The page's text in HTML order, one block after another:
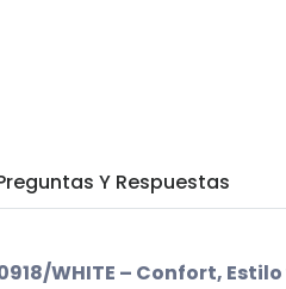
Y Respuestas
WHITE – Confort,